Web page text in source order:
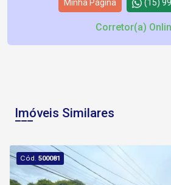
Minha Página (15)
Corretor(a)
Imóveis Similares
Cód.500081